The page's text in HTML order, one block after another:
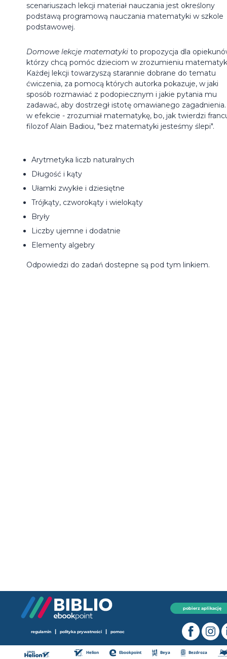
scenariuszach lekcji materiał nauczania jest określony
podstawą programową nauczania matematyki w szkole
podstawowej.
Domowe lekcje matematyki to propozycja dla
którzy chcą pomóc dzieciom w zrozumieniu
Każdej lekcji towarzyszą starannie dobrane do tematu
ćwiczenia, za pomocą których autorka pokazuje, w jaki
sposób rozmawiać z podopiecznym i jakie pytania mu
zadawać, aby dostrzegł istotę omawianego
w efekcie - zrozumiał matematykę, bo, jak twierdzi
filozof Alain Badiou, "bez matematyki jesteśmy ślepi".
Arytmetyka liczb naturalnych
Długość i kąty
Ułamki zwykłe i dziesiętne
Trójkąty, czworokąty i wielokąty
Bryły
Liczby ujemne i dodatnie
Elementy algebry
Odpowiedzi do zadań dostepne są pod tym linkiem.
pobierz aplikację
regulamin | polityka prywatności | pomoc
Helion Ebookpoint Beya Bezdroza